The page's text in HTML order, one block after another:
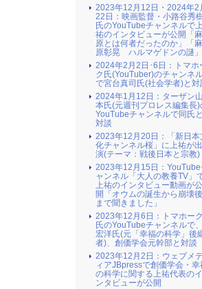
2023年12月12日・2024年2
22日：映画監督・小路谷秀
氏のYouTubeチャンネルで上
祐のインタビューが公開「麻
原とは何者だったのか」「麻
原彰晃 ハルマゲドンの謎」
2024年2月2日･6日：トマホ
ク氏(YouTuber)のチャンネ
で宮台真司氏(社会学者)と対
2024年1月12日：ターザン山
本氏(元週刊プロレス編集長)
YouTubeチャンネルで同氏と
対談
2023年12月20日：「新日本
化チャンネル桜」に上祐が出
演(テーマ：戦後日本と宗教)
2023年12月15日：YouTube
ャンネル「大人の教養TV」
上祐のインタビュー動画が公
開「オウムの誕生から崩壊後
まで聞きました」
2023年12月6日：トマホーク
氏のYouTubeチャンネルで、
宏洋氏(元「幸福の科学」後
者)、創価学会元幹部と対談
2023年12月2日：ウェブメ
ィアJBpressで創価学会・幸
の科学に関する上祐代表のイ
ンタビューが公開